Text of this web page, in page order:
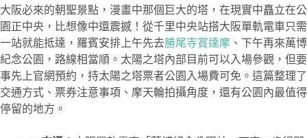
大阪必來的朝聖景點，漫畫中那個巨大的塔，在現實中矗立在公
園正中央，比想像中還震撼！從千里中央站搭大阪單軌電車只需
一站就能抵達，羅賓安排上午先去勝尾寺賞達摩 、下午再來萬博
紀念公園，路線相當順。太陽之塔內部目前可以入場參觀，但要
事先上官網預約，持太陽之塔票者公園入場費可免。這篇整理了
交通方式、票券注意事項、摩天輪拍攝角度，還有公園內最值得
停留的地方。